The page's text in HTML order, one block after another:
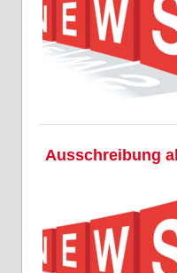
Ausschreibung